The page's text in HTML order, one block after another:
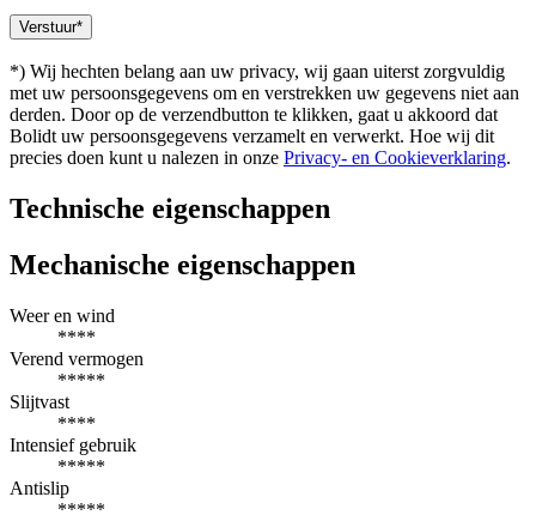
*) Wij hechten belang aan uw privacy, wij gaan uiterst zorgvuldig
met uw persoonsgegevens om en verstrekken uw gegevens niet aan
derden. Door op de verzendbutton te klikken, gaat u akkoord dat
Bolidt uw persoonsgegevens verzamelt en verwerkt. Hoe wij dit
precies doen kunt u nalezen in onze Privacy- en Cookieverklaring.
Technische eigenschappen
Mechanische eigenschappen
Weer en wind
****
Verend vermogen
*****
Slijtvast
****
Intensief gebruik
*****
Antislip
*****